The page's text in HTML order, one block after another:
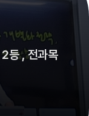
등 , 전과목